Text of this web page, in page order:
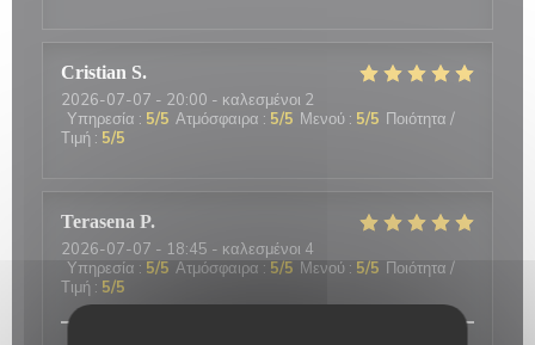
Cristian S
2026-07-07 - 20:00 - καλεσμένοι 2
Υπηρεσία : 5/5 Ατμόσφαιρα : 5/5 Μενού : 5/5 Ποιότητα /
Τιμή : 5/5
Terasena P
2026-07-07 - 18:45 - καλεσμένοι 4
Υπηρεσία : 5/5 Ατμόσφαιρα : 5/5 Μενού : 5/5 Ποιότητα /
Τιμή : 5/5